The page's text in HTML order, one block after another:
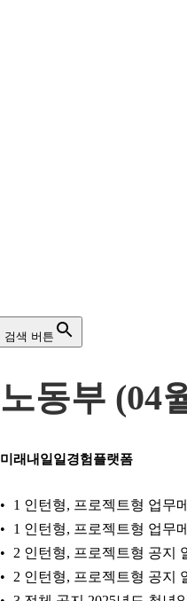
검색 버튼
노동부 (04
미래내일일경험플랫폼
1 인턴형, 프로젝트형 업무
1 인턴형, 프로젝트형 업무
2 인턴형, 프로젝트형 공지
2 인턴형, 프로젝트형 공지